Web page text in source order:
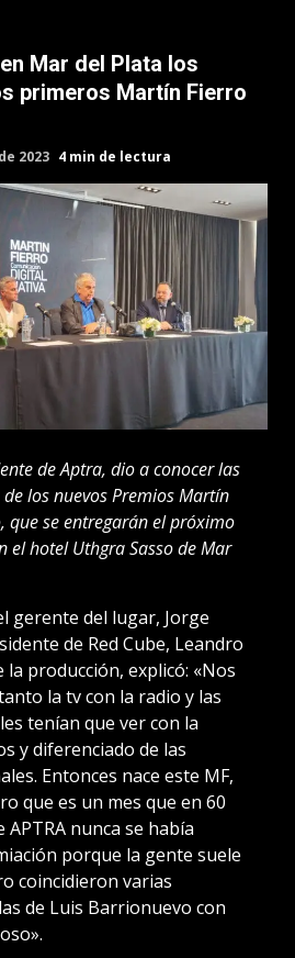
Mar del Plata los
primeros Martín Fierro
2023 4 min de lectura
de Aptra, dio a conocer las
los nuevos Premios Martín
que se entregarán el próximo
el hotel Uthgra Sasso de Mar
gerente del lugar, Jorge
de Red Cube, Leandro
la producción, explicó: «Nos
la tv con la radio y las
tenían que ver con la
y diferenciado de las
Entonces nace este MF,
que es un mes que en 60
nunca se había
porque la gente suele
coincidieron varias
de Luis Barrionuevo con